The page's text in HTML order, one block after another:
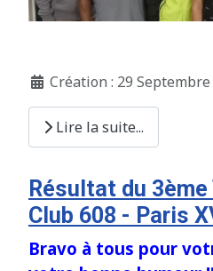
Création : 29 Septembre
Lire la suite...
Résultat du 3ème
Club 608 - Paris
Bravo à tous pour